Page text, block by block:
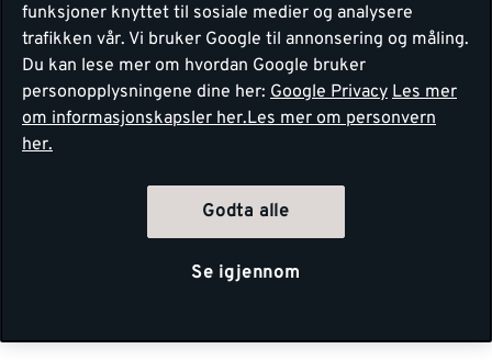
funksjoner knyttet til sosiale medier og analysere
trafikken vår. Vi bruker Google til annonsering og måling.
Du kan lese mer om hvordan Google bruker
personopplysningene dine her: Google Privacy Les mer
om informasjonskapsler her.Les mer om personvern
her.
Godta alle
Se igjennom